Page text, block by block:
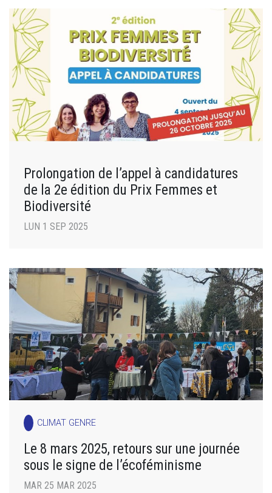
Prolongation de l’appel à candidatures
de la 2e édition du Prix Femmes et
Biodiversité
LUN 1 SEP 2025
CLIMAT GENRE
Le 8 mars 2025, retours sur une journée
sous le signe de l’écoféminisme
MAR 25 MAR 2025